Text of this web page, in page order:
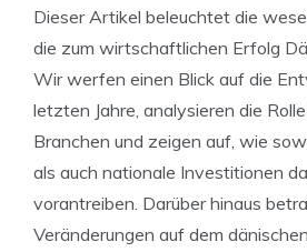
Dieser Artikel beleuchtet die
die zum wirtschaftlichen Erfolg
Wir werfen einen Blick auf die
letzten Jahre, analysieren die
Branchen und zeigen auf, wie
als auch nationale Investitionen
vorantreiben. Darüber hinaus
Veränderungen auf dem